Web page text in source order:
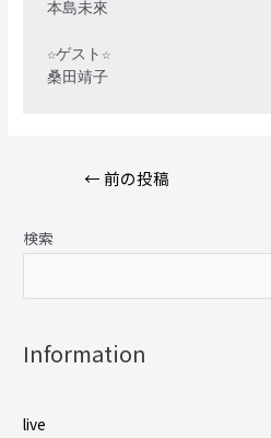
本島未來
☆ゲスト☆
桑田靖子
ゲ
シ
ン
← 前の投稿
検索
Information
live